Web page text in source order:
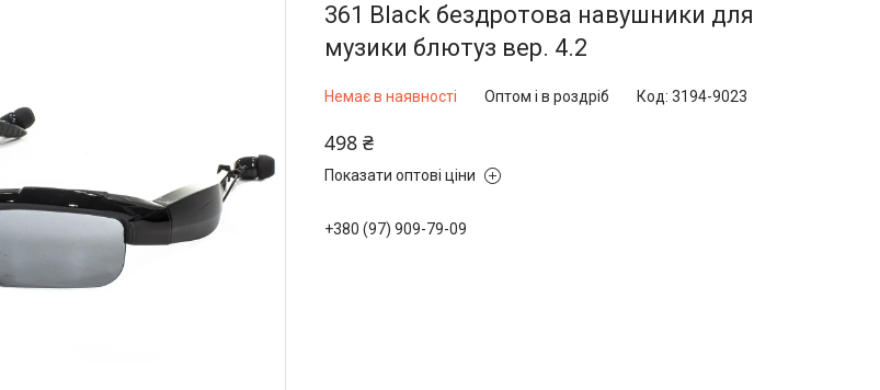
361 Black бездротова навушники для
музики блютуз вер. 4.2
Немає в наявності Оптом і в роздріб Код: 3194-9023
498 ₴
Показати оптові ціни
+380 (97) 909-79-09